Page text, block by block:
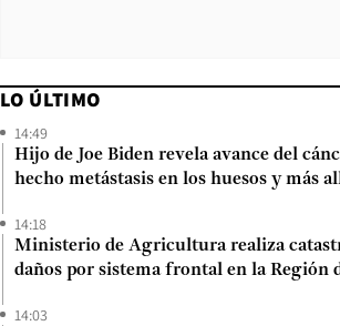
LO ÚLTIMO
14:49
Hijo de Joe Biden revela avance del
hecho metástasis en los huesos y más
14:18
Ministerio de Agricultura realiza
daños por sistema frontal en la Región
14:03